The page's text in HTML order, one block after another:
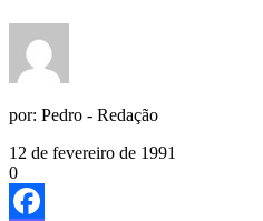
por: Pedro - Redação
12 de fevereiro de 1991
0